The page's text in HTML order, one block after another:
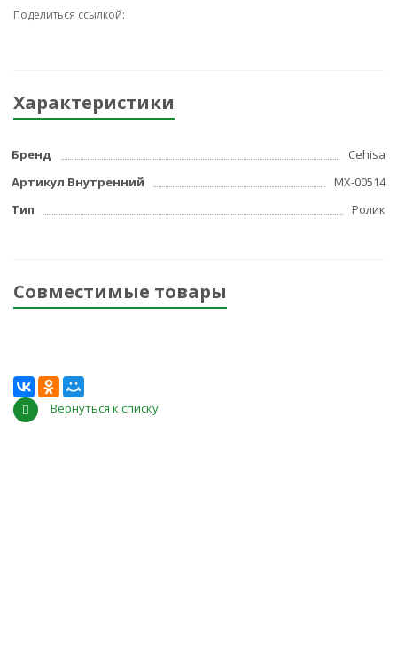
Поделиться ссылкой:
Характеристики
Бренд
Cehisa
Артикул Внутренний
МХ-00514
Тип
Ролик
Совместимые товары
Вернуться к списку